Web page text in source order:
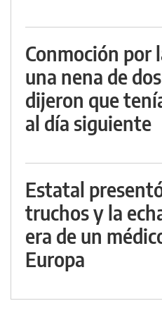
Conmoción por
una nena de
dijeron que
al día siguiente
Estatal
truchos y la
era de un
Europa